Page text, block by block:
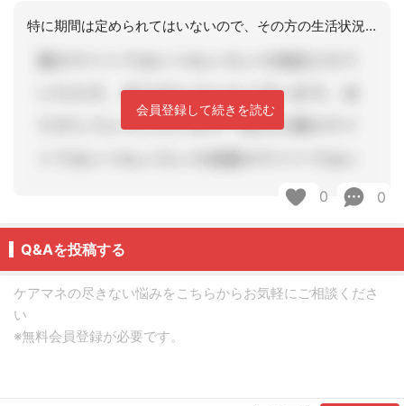
特に期間は定められてはいないので、その方の生活状況や達成度により設定しています。
会員登録して続きを読む
0 0
Q&Aを投稿する